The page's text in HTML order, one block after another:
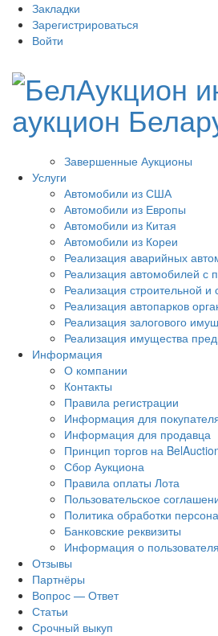
Закладки
Зарегистрироваться
Войти
Завершенные Аукционы
Услуги
Автомобили из США
Автомобили из Европы
Автомобили из Китая
Автомобили из Кореи
Реализация аварийных
Реализация автомобилей с
Реализация строительной и
Реализация автопарков
Реализация залогового
Реализация имущества
Информация
О компании
Контакты
Правила регистрации
Информация для
Информация для продавца
Принцип торгов на
Сбор Аукциона
Правила оплаты Лота
Пользовательское
Политика обработки
Банковские реквизиты
Информация о
Отзывы
Партнёры
Вопрос — Ответ
Статьи
Срочный выкуп